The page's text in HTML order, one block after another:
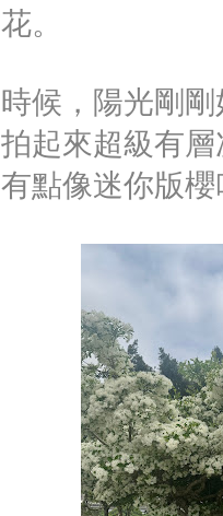
。
候，陽光剛
起來超級有
點像迷你版櫻